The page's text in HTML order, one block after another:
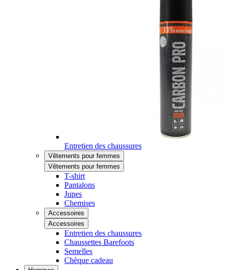
Entretien des chaussures
Vêtements pour femmes
Vêtements pour femmes
T-shirt
Pantalons
Jupes
Chemises
Accessoires
Accessoires
Entretien des chaussures
Chaussettes Barefoots
Semelles
Chèque cadeau